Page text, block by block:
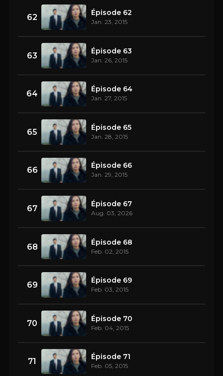
62 Épisode 62
Jan. 23, 2015
63 Épisode 63
Jan. 26, 2015
64 Épisode 64
Jan. 27, 2015
65 Épisode 65
Jan. 28, 2015
66 Épisode 66
Jan. 29, 2015
67 Épisode 67
Aug. 03, 2026
68 Épisode 68
Feb. 02, 2015
69 Épisode 69
Feb. 03, 2015
70 Épisode 70
Feb. 04, 2015
71 Épisode 71
Feb. 05, 2015